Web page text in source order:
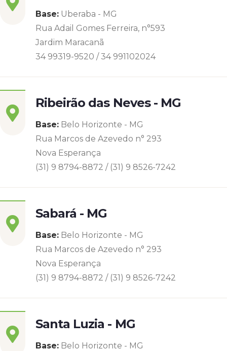
Base: Uberaba - MG
Rua Adail Gomes Ferreira, n°593
Jardim Maracanã
34 99319-9520 / 34 991102024
Ribeirão das Neves - MG
Base: Belo Horizonte - MG
Rua Marcos de Azevedo n° 293
Nova Esperança
(31) 9 8794-8872 / (31) 9 8526-7242
Sabará - MG
Base: Belo Horizonte - MG
Rua Marcos de Azevedo n° 293
Nova Esperança
(31) 9 8794-8872 / (31) 9 8526-7242
Santa Luzia - MG
Base: Belo Horizonte - MG